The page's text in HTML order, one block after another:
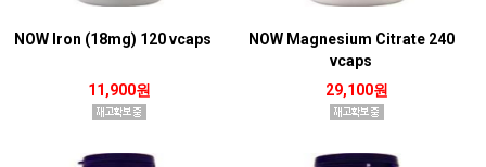
NOW Iron (18mg) 120 vcaps
11,900원
NOW Magnesium Citrate 240
vcaps
29,100원